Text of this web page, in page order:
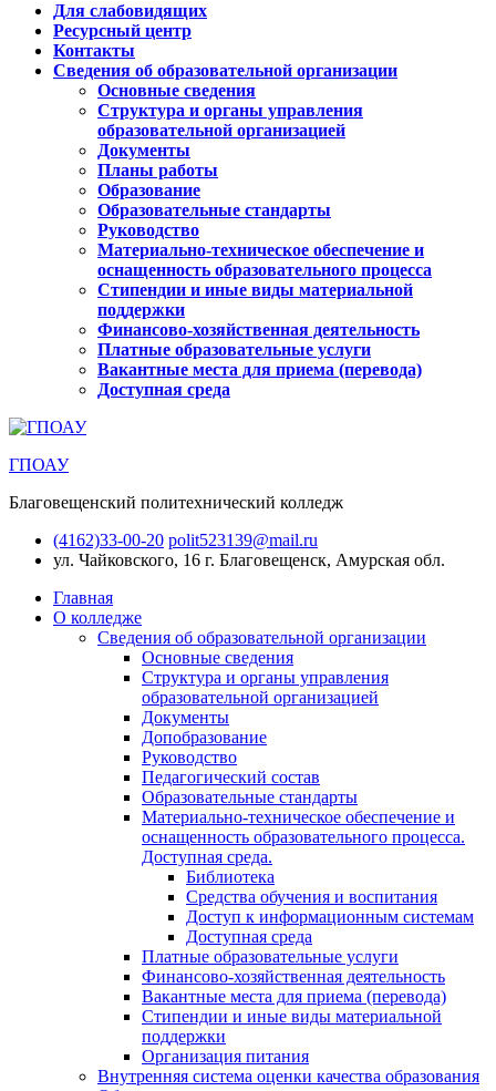
Для слабовидящих
Ресурсный центр
Контакты
Сведения об образовательной организации
Основные сведения
Структура и органы управления
образовательной организацией
Документы
Планы работы
Образование
Образовательные стандарты
Руководство
Материально-техническое обеспечение и
оснащенность образовательного процесса
Стипендии и иные виды материальной
поддержки
Финансово-хозяйственная деятельность
Платные образовательные услуги
Вакантные места для приема (перевода)
Доступная среда
ГПОАУ
Благовещенский политехнический колледж
(4162)33-00-20 polit523139@mail.ru
ул. Чайковского, 16 г. Благовещенск, Амурская обл.
Главная
О колледже
Сведения об образовательной организации
Основные сведения
Структура и органы управления
образовательной организацией
Документы
Допобразование
Руководство
Педагогический состав
Образовательные стандарты
Материально-техническое обеспечение и
оснащенность образовательного процесса.
Доступная среда.
Библиотека
Средства обучения и воспитания
Доступ к информационным системам
Доступная среда
Платные образовательные услуги
Финансово-хозяйственная деятельность
Вакантные места для приема (перевода)
Стипендии и иные виды материальной
поддержки
Организация питания
Внутренняя система оценки качества образования